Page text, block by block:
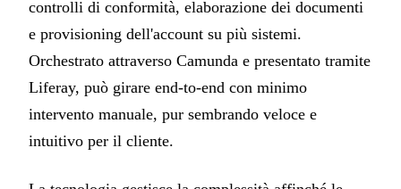
controlli di conformità, elaborazione dei documenti
e provisioning dell'account su più sistemi.
Orchestrato attraverso Camunda e presentato tramite
Liferay, può girare end-to-end con minimo
intervento manuale, pur sembrando veloce e
intuitivo per il cliente.